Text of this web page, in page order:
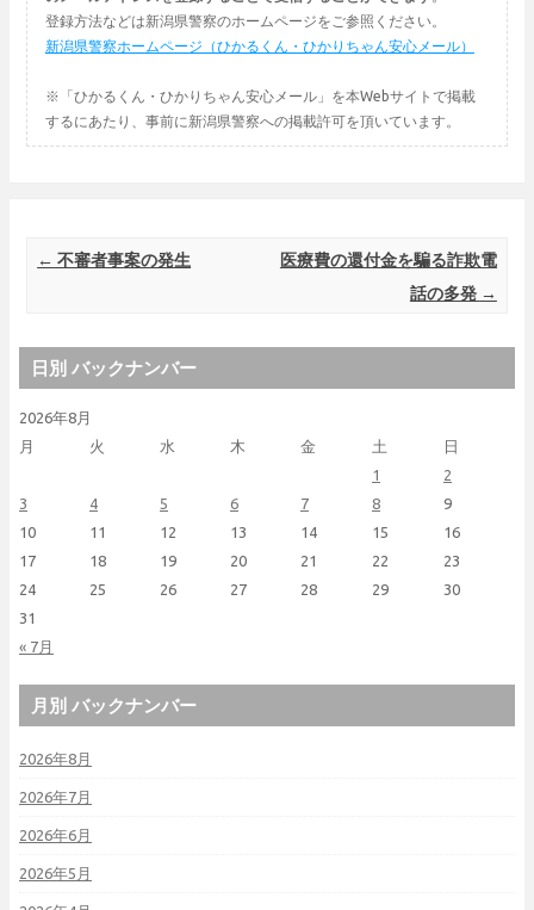
登録方法などは新潟県警察のホームページをご参照ください。
新潟県警察ホームページ（ひかるくん・ひかりちゃん安心メール）
※「ひかるくん・ひかりちゃん安心メール」を本Webサイトで掲載
するにあたり、事前に新潟県警察への掲載許可を頂いています。
Post navigation
← 不審者事案の発生
医療費の還付金を騙る詐欺電
話の多発 →
日別 バックナンバー
2026年8月
月
火 水 木 金 土 日
« 7月
1
2
3
4 5 6 7 8
9
10
11 12 13 14 15
16
17
18 19 20 21 22
23
24
25 26 27 28 29
30
31
月別 バックナンバー
2026年8月
2026年7月
2026年6月
2026年5月